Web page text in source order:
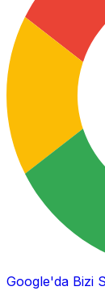
Google'da Bizi